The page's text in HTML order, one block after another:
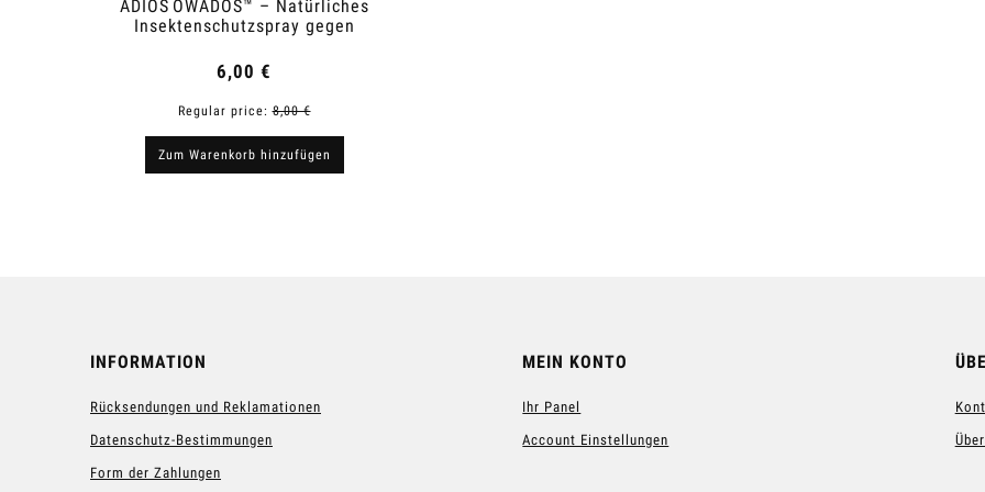
ADIOS OWADOS™ – Natürliches
Insektenschutzspray gegen
6,00 €
Regular price:8,00 €
Zum Warenkorb hinzufügen
INFORMATION
Rücksendungen und Reklamationen
Datenschutz-Bestimmungen
Form der Zahlungen
MEIN KONTO
Ihr Panel
Account Einstellungen